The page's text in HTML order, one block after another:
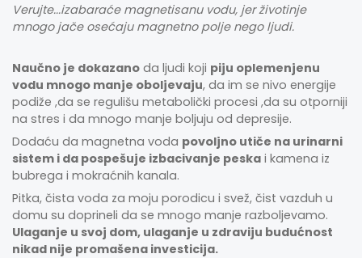
Verujte...izabaraće magnetisanu vodu, jer životinje
mnogo jače osećaju magnetno polje nego ljudi.
Naučno je dokazano da ljudi koji piju oplemenjenu
vodu mnogo manje oboljevaju, da im se nivo energije
podiže ,da se regulišu metabolički procesi ,da su otporniji
na stres i da mnogo manje boljuju od depresije.
Dodaću da magnetna voda povoljno utiče na urinarni
sistem i da pospešuje izbacivanje peska i kamena iz
bubrega i mokraćnih kanala.
Pitka, čista voda za moju porodicu i svež, čist vazduh u
domu su doprineli da se mnogo manje razboljevamo.
Ulaganje u svoj dom, ulaganje u zdraviju budućnost
nikad nije promašena investicija.